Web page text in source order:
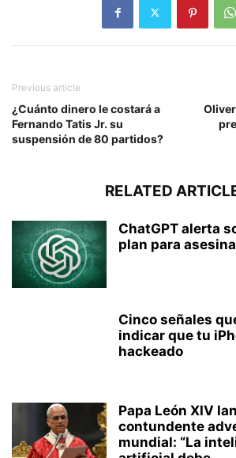
Previous article
¿Cuánto dinero le costará a
Fernando Tatis Jr. su
suspensión de 80 partidos?
RELATED
ChatGPT alerta
plan para
Cinco señales
indicar que tu
hackeado
Papa León XIV
contundente
mundial: “La